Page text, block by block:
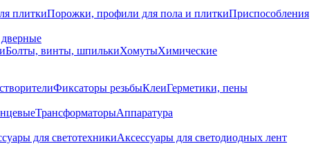
плиткиПорожки, профили для пола и плиткиПриспособления
Болты, винты, шпилькиХомутыХимические
Фиксаторы резьбыКлеиГерметики, пены
ТрансформаторыАппаратура
для светотехникиАксессуары для светодиодных лент